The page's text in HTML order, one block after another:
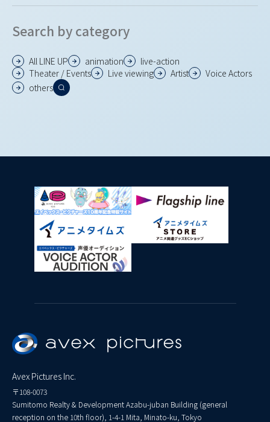
Search by category
All LINE UP animation
live-action
Theater / Events
Live viewing Artist
Voice Actors
others
Avex Pictures Inc.
〒108-0073
Sumitomo Realty & Development Azabu-juban Building (general
reception on the 10th floor), 1-4-1 Mita, Minato-ku, Tokyo